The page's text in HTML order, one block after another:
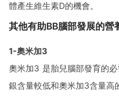
體產生維生素D的機會。
其他有助BB腦部發展的營
1-奧米加3
奧米加3 是胎兒腦部發育的
銀含量較低和奧米加3含量高